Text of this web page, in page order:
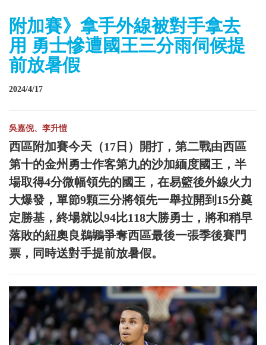
附加賽》拿手外線被對手拿去
用 勇士慘遭國王三分雨伺候提
前放暑假
2024/4/17
吳嘉倪、李升愷
西區附加賽今天（17日）開打，第二戰由西區
第十的金州勇士作客第九的沙加緬度國王，半
場取得4分微幅領先的國王，在易籃後外線火力
大爆發，單節9顆三分將領先一舉拉開到15分奠
定勝基，終場就以94比118大勝勇士，將和稍早
落敗的紐奧良鵜鶘爭奪西區最後一張季後賽門
票，同時送對手提前放暑假。